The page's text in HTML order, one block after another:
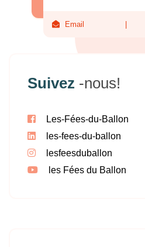
Email
Suivez -nous!
Les-Fées-du-Ballon
les-fees-du-ballon
lesfeesduballon
les Fées du Ballon